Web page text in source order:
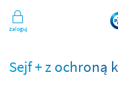
Zaloguj
Sejf + z ochroną